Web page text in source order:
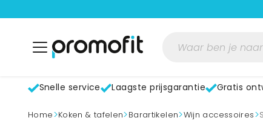
Snelle service Laagste prijsgarantie Gratis
home> Koken & tafelen> Barartikelen> Wijn accessoires>